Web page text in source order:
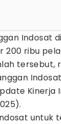
Indosat
200 ribu
tersebut,
Kinerja
untuk